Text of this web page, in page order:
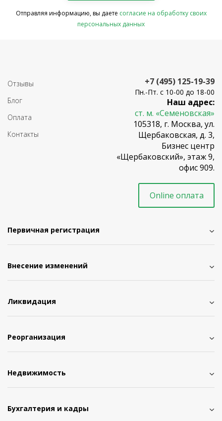
Отправляя информацию, вы даете согласие на обработку своих
персональных данных
Отзывы
Блог
Оплата
Контакты
+7 (495) 125-19-39
Пн.-Пт. с 10-00 до 18-00
Наш адрес:
ст. м. «Семеновская»
105318, г. Москва, ул.
Щербаковская, д. 3,
Бизнес центр
«Щербаковский», этаж 9,
офис 909.
Online оплата
Первичная регистрация
Внесение изменений
Ликвидация
Реорганизация
Недвижимость
Бухгалтерия и кадры